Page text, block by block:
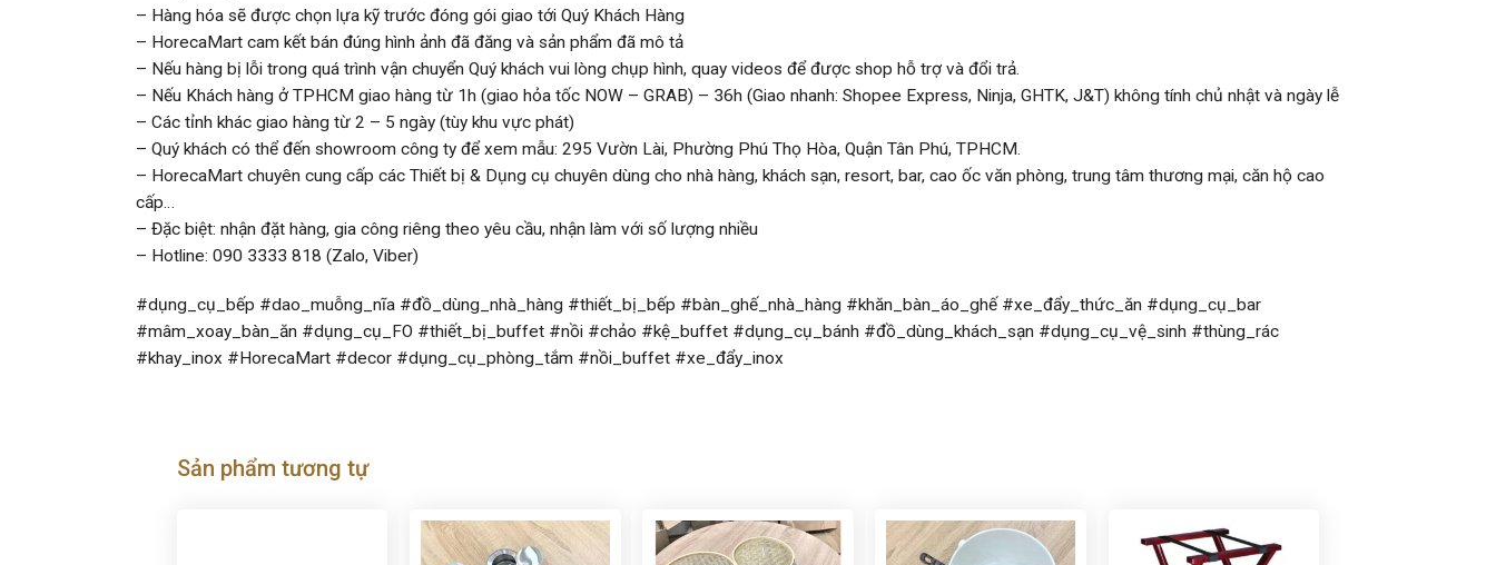
– Hàng hóa sẽ được chọn lựa kỹ trước đóng gói giao tới Quý Khách Hàng
– HorecaMart cam kết bán đúng hình ảnh đã đăng và sản phẩm đã mô tả
– Nếu hàng bị lỗi trong quá trình vận chuyển Quý khách vui lòng chụp hình, quay videos để được shop hỗ trợ và đổi trả.
– Nếu Khách hàng ở TPHCM giao hàng từ 1h (giao hỏa tốc NOW – GRAB) – 36h (Giao nhanh: Shopee Express, Ninja, GHTK, J&T) không tính chủ nhật và ngày lễ
– Các tỉnh khác giao hàng từ 2 – 5 ngày (tùy khu vực phát)
– Quý khách có thể đến showroom công ty để xem mẫu: 295 Vườn Lài, Phường Phú Thọ Hòa, Quận Tân Phú, TPHCM.
– HorecaMart chuyên cung cấp các Thiết bị & Dụng cụ chuyên dùng cho nhà hàng, khách sạn, resort, bar, cao ốc văn phòng, trung tâm thương mại, căn hộ cao
cấp…
– Đặc biệt: nhận đặt hàng, gia công riêng theo yêu cầu, nhận làm với số lượng nhiều
– Hotline: 090 3333 818 (Zalo, Viber)
#dụng_cụ_bếp #dao_muỗng_nĩa #đồ_dùng_nhà_hàng #thiết_bị_bếp #bàn_ghế_nhà_hàng #khăn_bàn_áo_ghế #xe_đẩy_thức_ăn #dụng_cụ_bar
#mâm_xoay_bàn_ăn #dụng_cụ_FO #thiết_bị_buffet #nồi #chảo #kệ_buffet #dụng_cụ_bánh #đồ_dùng_khách_sạn #dụng_cụ_vệ_sinh #thùng_rác
#khay_inox #HorecaMart #decor #dụng_cụ_phòng_tắm #nồi_buffet #xe_đẩy_inox
Sản phẩm tương tự